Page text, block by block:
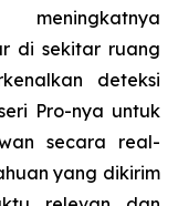
di sekitar ruang
deteksi
Pro-nya untuk
secara real-
yang dikirim